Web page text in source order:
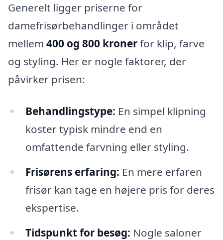
Generelt ligger priserne for
damefrisørbehandlinger i området
mellem 400 og 800 kronerfor klip, farve
og styling. Her er nogle faktorer, der
påvirker prisen:
Behandlingstype: En simpel klipning
koster typisk mindre end en
omfattende farvning eller styling.
Frisørens erfaring: En mere erfaren
frisør kan tage en højere pris for deres
ekspertise.
Tidspunkt for besøg: Nogle saloner